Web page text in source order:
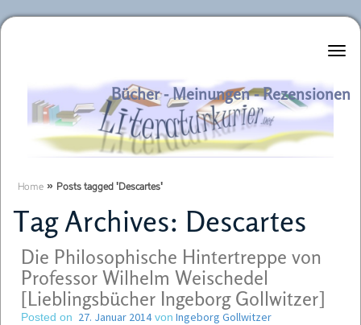
Literaturkurier.net
Bücher - Meinungen - Rezensionen
Home » Posts tagged 'Descartes'
Tag Archives: Descartes
Die Philosophische Hintertreppe von
Professor Wilhelm Weischedel
[Lieblingsbücher Ingeborg Gollwitzer]
Posted on 27. Januar 2014von Ingeborg Gollwitzer